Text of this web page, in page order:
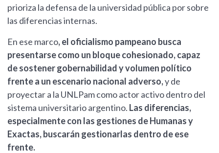
prioriza la defensa de la universidad pública por sobre
las diferencias internas.
En ese marco, el oficialismo pampeano busca
presentarse como un bloque cohesionado, capaz
de sostener gobernabilidad y volumen político
frente a un escenario nacional adverso,y de
proyectar a la UNLPam como actor activo dentro del
sistema universitario argentino. Las diferencias,
especialmente con las gestiones de Humanas y
Exactas, buscarán gestionarlas dentro de ese
frente.